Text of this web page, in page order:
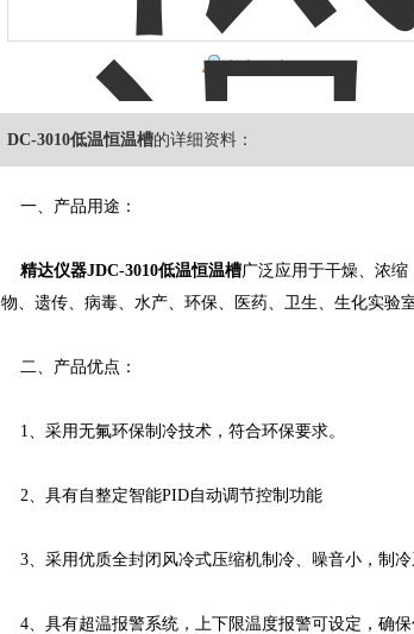
DC-3010低温恒温槽的详细资料：
一、产品用途：
精达仪器JDC-3010低温恒温槽广泛应用于干燥、浓
物、遗传、病毒、水产、环保、医药、卫生、生化实验
二、产品优点：
1、采用无氟环保制冷技术，符合环保要求。
2、具有自整定智能PID自动调节控制功能
3、采用优质全封闭风冷式压缩机制冷、噪音小，制冷
4、具有超温报警系统，上下限温度报警可设定，确保